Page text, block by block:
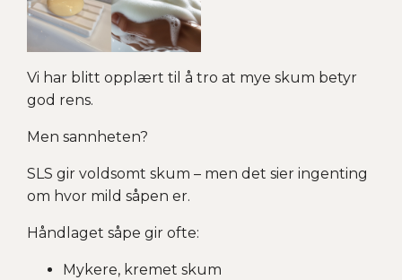
Vi har blitt opplært til å tro at mye skum betyr
god rens.
Men sannheten?
SLS gir voldsomt skum – men det sier ingenting
om hvor mild såpen er.
Håndlaget såpe gir ofte:
Mykere, kremet skum